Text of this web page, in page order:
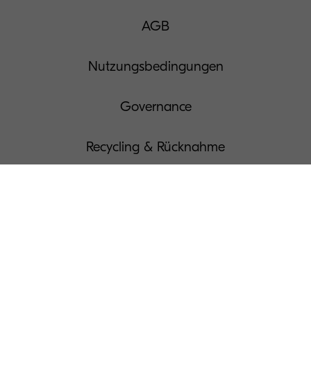
AGB
Nutzungsbedingungen
Governance
Recycling & Rücknahme